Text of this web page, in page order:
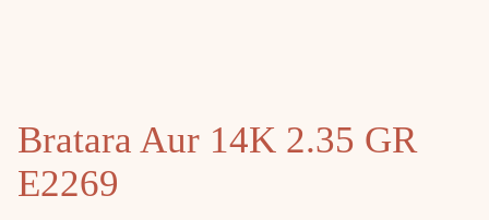
Bratara Aur 14K 2.35 GR
E2269